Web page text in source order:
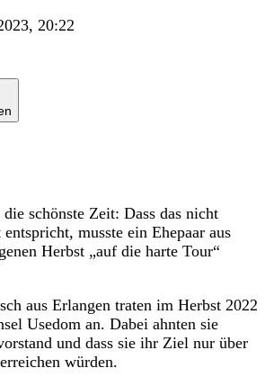
20:22
schönste Zeit: Dass das nicht
musste ein Ehepaar aus
Herbst „auf die harte Tour“
aus Erlangen traten im Herbst 2022
Usedom an. Dabei ahnten sie
und dass sie ihr Ziel nur über
würden.